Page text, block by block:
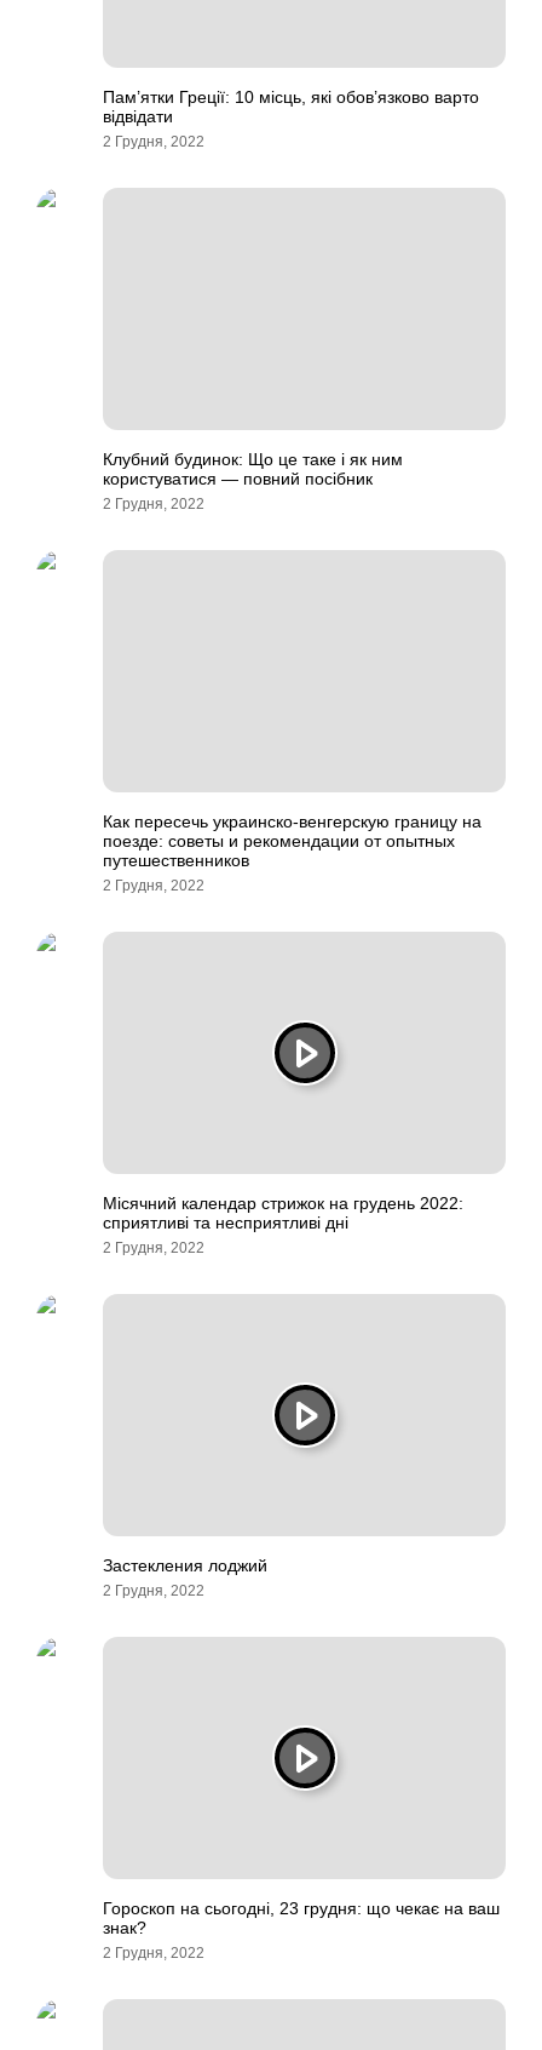
Пам’ятки Греції: 10 місць, які обов’язково варто
відвідати
2 Грудня, 2022
Клубний будинок: Що це таке і як ним
користуватися — повний посібник
2 Грудня, 2022
Как пересечь украинско-венгерскую границу на
поезде: советы и рекомендации от опытных
путешественников
2 Грудня, 2022
Місячний календар стрижок на грудень 2022:
сприятливі та несприятливі дні
2 Грудня, 2022
Застекления лоджий
2 Грудня, 2022
Гороскоп на сьогодні, 23 грудня: що чекає на ваш
знак?
2 Грудня, 2022